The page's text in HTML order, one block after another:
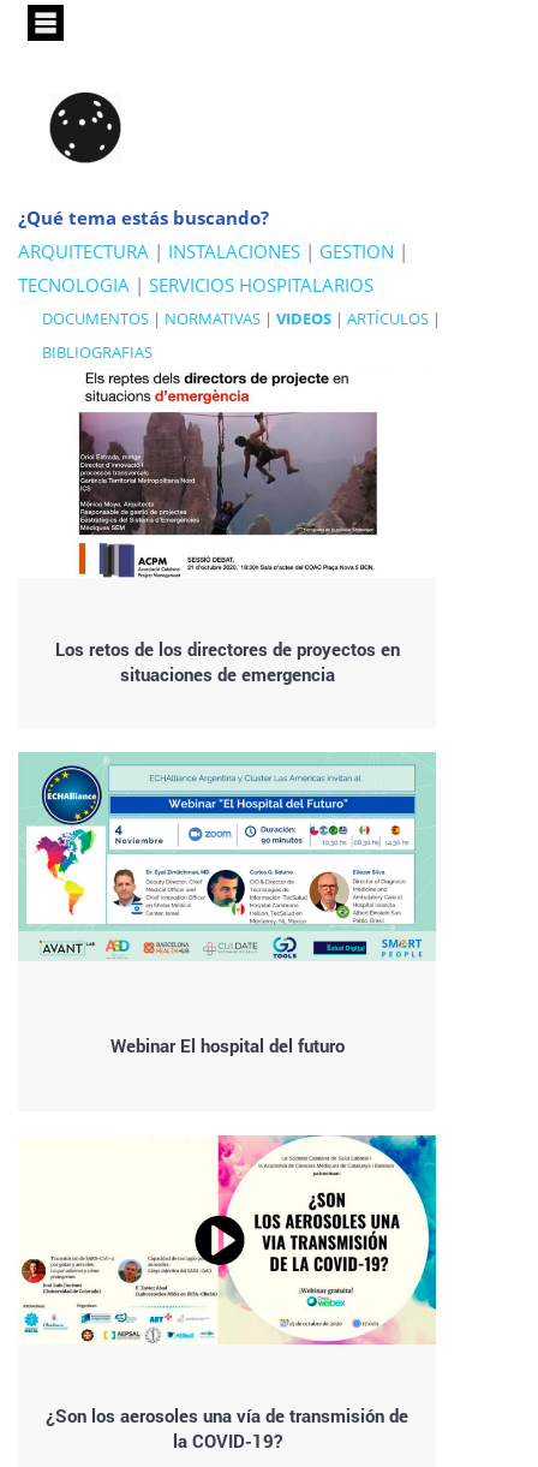
Pasar
principal
¿Qué tema estás buscando?
ARQUITECTURA | INSTALACIONES | GESTION |
TECNOLOGIA | SERVICIOS HOSPITALARIOS
DOCUMENTOS | NORMATIVAS | VIDEOS | ARTÍCULOS |
BIBLIOGRAFIAS
Los retos de los directores de proyectos en
situaciones de emergencia
Webinar El hospital del futuro
¿Son los aerosoles una vía de transmisión de
la COVID-19?